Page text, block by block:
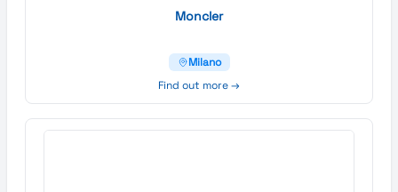
Moncler
Milano
Find out more →